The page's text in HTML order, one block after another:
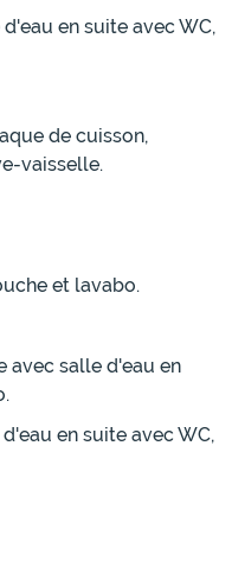
en suite avec WC,
de cuisson,
vaisselle.
et lavabo.
avec salle d'eau en
en suite avec WC,